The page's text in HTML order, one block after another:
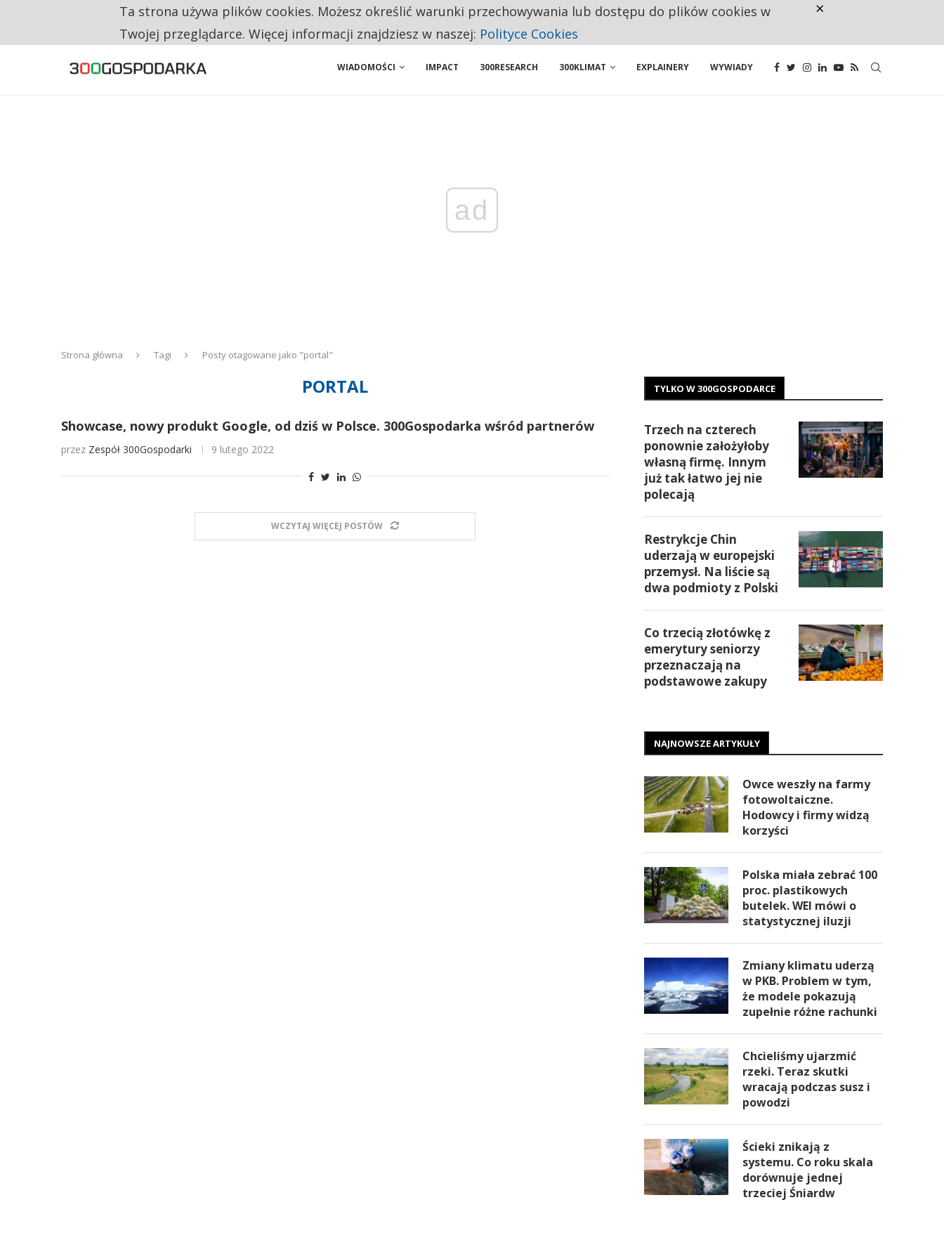
RESTRYKCJE CHIN UDERZAJĄ W EUROPEJSKI PRZEMYSŁ. NA LIŚCIE SĄ DWA PODMIOTY Z POLSKI
WIADOMOŚCI IMPACT 300RESEARCH 300KLIMAT EXPLAINERY WYWIADY
ad
Strona główna Tagi Posty otagowane jako "portal"
PORTAL
Showcase, nowy produkt Google, od dziś w Polsce. 300Gospodarka wśród partnerów
przez Zespół 300Gospodarki 9 lutego 2022
WCZYTAJ WIĘCEJ POSTÓW
TYLKO W 300GOSPODARCE
Trzech na czterech
ponownie założyłoby
własną firmę. Innym
już tak łatwo jej nie
polecają
Restrykcje Chin
uderzają w europejski
przemysł. Na liście są
dwa podmioty z Polski
Co trzecią złotówkę z
emerytury seniorzy
przeznaczają na
podstawowe zakupy
NAJNOWSZE ARTYKUŁY
Owce weszły na farmy
fotowoltaiczne.
Hodowcy i firmy widzą
korzyści
Polska miała zebrać 100
proc. plastikowych
butelek. WEI mówi o
statystycznej iluzji
Zmiany klimatu uderzą
w PKB. Problem w tym,
że modele pokazują
zupełnie różne rachunki
Chcieliśmy ujarzmić
rzeki. Teraz skutki
wracają podczas susz i
powodzi
Ścieki znikają z
systemu. Co roku skala
dorównuje jednej
trzeciej Śniardw
Ta strona używa plików cookies. Możesz określić warunki przechowywania lub dostępu do plików cookies w
Twojej przeglądarce. Więcej informacji znajdziesz w naszej: Polityce Cookies
×